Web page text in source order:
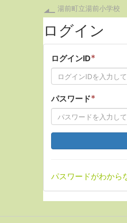
湯前町立湯前小学校
ログイン
ログインID*
パスワード*
パスワードがわから